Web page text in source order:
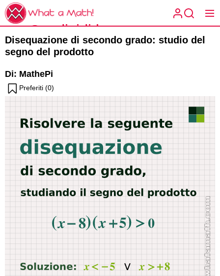
Skip
to
the
content
What
What a
Math!
Condividi la
matematica
spiegata a
modo tuo.
Disequazione di secondo grado: studio del
segno del prodotto
Di: MathePi
Preferiti (0)